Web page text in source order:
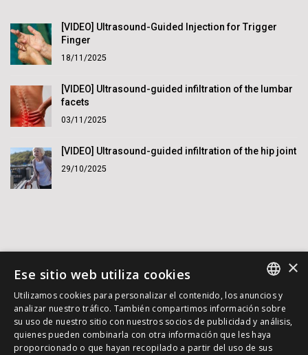
[VIDEO] Ultrasound-Guided Injection for Trigger
Finger
18/11/2025
[VIDEO] Ultrasound-guided infiltration of the lumbar
facets
03/11/2025
[VIDEO] Ultrasound-guided infiltration of the hip joint
29/10/2025
© 2015 - 2026 Dr. Jordi Jiménez. XX
SPANISH
INGLES
ALEMAN
×
Ese sitio web utiliza cookies
Utilizamos cookies para personalizar el contenido, los anuncios y
analizar nuestro tráfico. También compartimos información sobre
su uso de nuestro sitio con nuestros socios de publicidad y análisis,
quienes pueden combinarla con otra información que les haya
proporcionado o que hayan recopilado a partir del uso de sus